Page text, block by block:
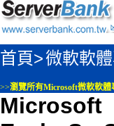
首頁>微軟軟
>>瀏覽所有Microsoft微軟軟體
Microsoft